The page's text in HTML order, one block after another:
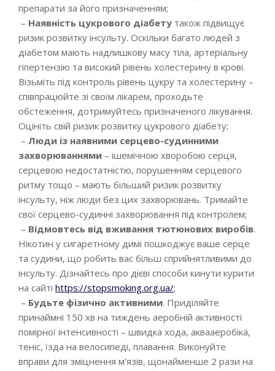
препарати за його призначенням;
– Наявність цукрового діабету також підвищує
ризик розвитку інсульту. Оскільки багато людей з
діабетом мають надлишкову масу тіла, артеріальну
гіпертензію та високий рівень холестерину в крові.
Візьміть під контроль рівень цукру та холестерину –
співпрацюйте зі своїм лікарем, проходьте
обстеження, дотримуйтесь призначеного лікування.
Оцініть свій ризик розвитку цукрового діабету;
– Люди із наявними серцево-судинними
захворюваннями – ішемічною хворобою серця,
серцевою недостатністю, порушенням серцевого
ритму тощо – мають більший ризик розвитку
інсульту, ніж люди без цих захворювань. Тримайте
свої серцево-судинні захворювання під контролем;
– Відмовтесь від вживання тютюнових виробів.
Нікотин у сигаретному димі пошкоджує ваше серце
та судини, що робить вас більш сприйнятливими до
інсульту. Дізнайтесь про дієві способи кинути курити
на сайті https://stopsmoking.org.ua/;
– Будьте фізично активними. Приділяйте
принаймні 150 хв на тиждень аеробній активності
помірної інтенсивності – швидка хода, аквааеробіка,
теніс, їзда на велосипеді, плавання. Виконуйте
вправи для зміцнення м’язів, щонайменше 2 рази на